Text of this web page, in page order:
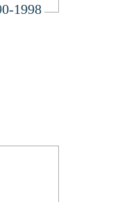
1998